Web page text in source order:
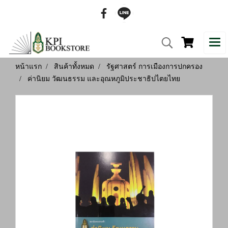
หน้าแรก สินค้าทั้งหมด
รัฐศาสตร์ การเมืองการปกครอง
ค่านิยม วัฒนธรรม และอุณหภูมิประชาธิปไตยไทย